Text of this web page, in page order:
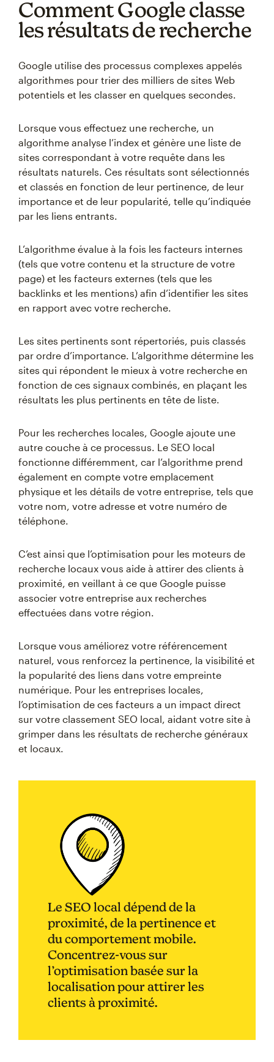
Comment Google classe
les résultats de recherche
Google utilise des processus complexes appelés
algorithmes pour trier des milliers de sites Web
potentiels et les classer en quelques secondes.
Lorsque vous effectuez une recherche, un
algorithme analyse l’index et génère une liste de
sites correspondant à votre requête dans les
résultats naturels. Ces résultats sont sélectionnés
et classés en fonction de leur pertinence, de leur
importance et de leur popularité, telle qu’indiquée
par les liens entrants.
L’algorithme évalue à la fois les facteurs internes
(tels que votre contenu et la structure de votre
page) et les facteurs externes (tels que les
backlinks et les mentions) afin d’identifier les sites
en rapport avec votre recherche.
Les sites pertinents sont répertoriés, puis classés
par ordre d’importance. L’algorithme détermine les
sites qui répondent le mieux à votre recherche en
fonction de ces signaux combinés, en plaçant les
résultats les plus pertinents en tête de liste.
Pour les recherches locales, Google ajoute une
autre couche à ce processus. Le SEO local
fonctionne différemment, car l’algorithme prend
également en compte votre emplacement
physique et les détails de votre entreprise, tels que
votre nom, votre adresse et votre numéro de
téléphone.
C’est ainsi que l’optimisation pour les moteurs de
recherche locaux vous aide à attirer des clients à
proximité, en veillant à ce que Google puisse
associer votre entreprise aux recherches
effectuées dans votre région.
Lorsque vous améliorez votre référencement
naturel, vous renforcez la pertinence, la visibilité et
la popularité des liens dans votre empreinte
numérique. Pour les entreprises locales,
l’optimisation de ces facteurs a un impact direct
sur votre classement SEO local, aidant votre site à
grimper dans les résultats de recherche généraux
et locaux.
Le SEO local dépend de la
proximité, de la pertinence et
du comportement mobile.
Concentrez-vous sur
l’optimisation basée sur la
localisation pour attirer les
clients à proximité.